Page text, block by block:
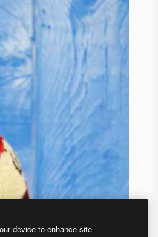
device to enhance site